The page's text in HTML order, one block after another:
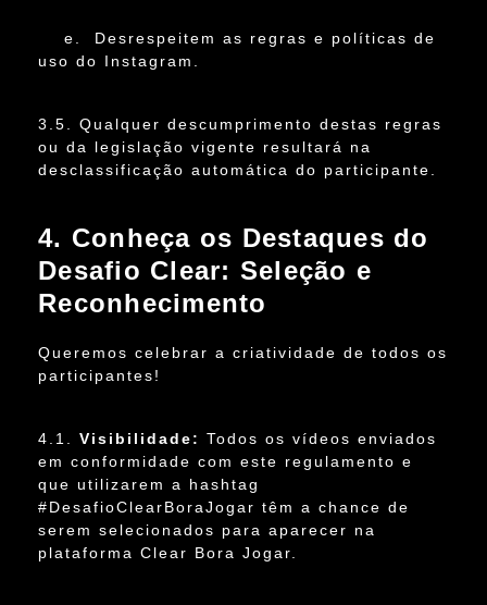
e. Desrespeitem as regras e políticas de
uso do Instagram.
3.5. Qualquer descumprimento destas regras
ou da legislação vigente resultará na
desclassificação automática do participante.
4. Conheça os Destaques do
Desafio Clear: Seleção e
Reconhecimento
Queremos celebrar a criatividade de todos os
participantes!
4.1. Visibilidade: Todos os vídeos enviados
em conformidade com este regulamento e
que utilizarem a hashtag
#DesafioClearBoraJogar têm a chance de
serem selecionados para aparecer na
plataforma Clear Bora Jogar.